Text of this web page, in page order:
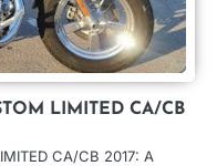
LIMITED CA/CB
CA/CB 2017: A